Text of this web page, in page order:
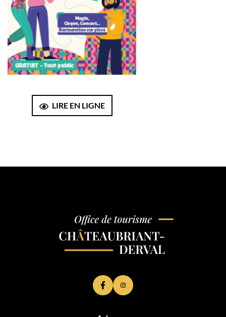
LIRE EN LIGNE
Lien vers le compte Facebook
Lien vers le compte Instagram